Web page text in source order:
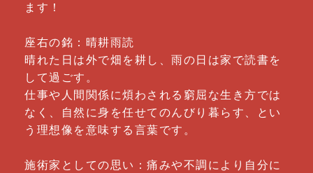
ます！
座右の銘：晴耕雨読
晴れた日は外で畑を耕し、雨の日は家で読書を
して過ごす。
仕事や人間関係に煩わされる窮屈な生き方では
なく、自然に身を任せてのんびり暮らす、とい
う理想像を意味する言葉です。
施術家としての思い：痛みや不調により自分に